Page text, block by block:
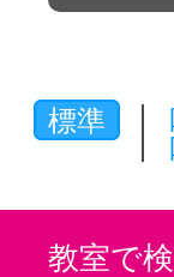
標準
教室で